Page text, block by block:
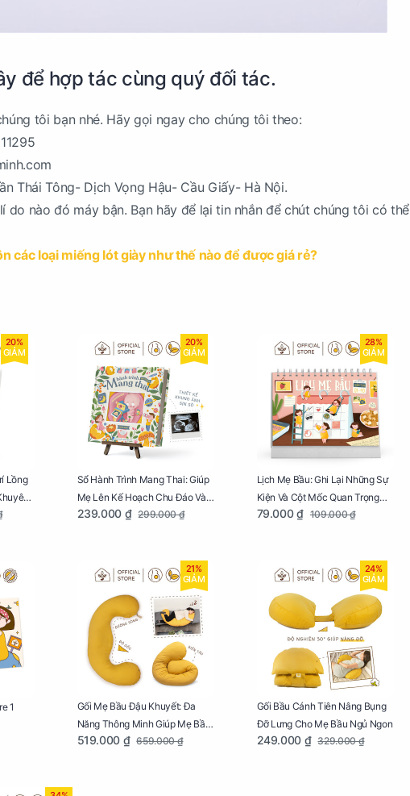
để hợp tác cùng quý đối tác.
tôi bạn nhé. Hãy gọi ngay cho chúng tôi theo:
Thái Tông- Dịch Vọng Hậu- Cầu Giấy- Hà Nội.
do nào đó máy bận. Bạn hãy để lại tin nhắn để chút chúng tôi có thể
các loại miếng lót giày như thế nào để được giá rẻ?
20%
GIẢM
Lồng
20%
GIẢM
Sổ Hành Trình Mang Thai: Giúp
Mẹ Lên Kế Hoạch Chu Đáo Và
Lưu Giữ Kỷ Niệm Mang Thai
239.000 ₫ 299.000 ₫
28%
GIẢM
Lịch Mẹ Bầu: Ghi Lại Những Sự
Kiện Và Cột Mốc Quan Trọng
Của Mẹ Và Bé
79.000 ₫ 109.000 ₫
1
21%
GIẢM
Gối Mẹ Bầu Đậu Khuyết: Đa
Năng Thông Minh Giúp Mẹ Bầu
Ngủ Ngon, Cho Bé Bú Sau Sinh
519.000 ₫ 659.000 ₫
24%
GIẢM
Gối Bầu Cánh Tiên Nâng Bụng
Đỡ Lưng Cho Mẹ Bầu Ngủ Ngon
249.000 ₫ 329.000 ₫